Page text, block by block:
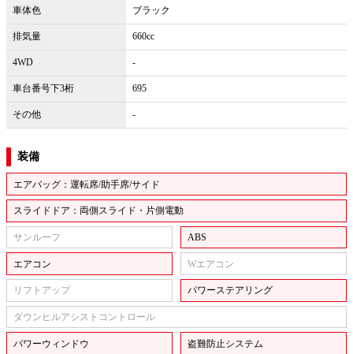
車体色 ブラック
排気量 660cc
4WD -
車台番号下3桁 695
その他 -
装備
エアバッグ：運転席/助手席/サイド
スライドドア：両側スライド・片側電動
サンルーフ ABS
エアコン Wエアコン
リフトアップ パワーステアリング
ダウンヒルアシストコントロール
パワーウィンドウ 盗難防止システム